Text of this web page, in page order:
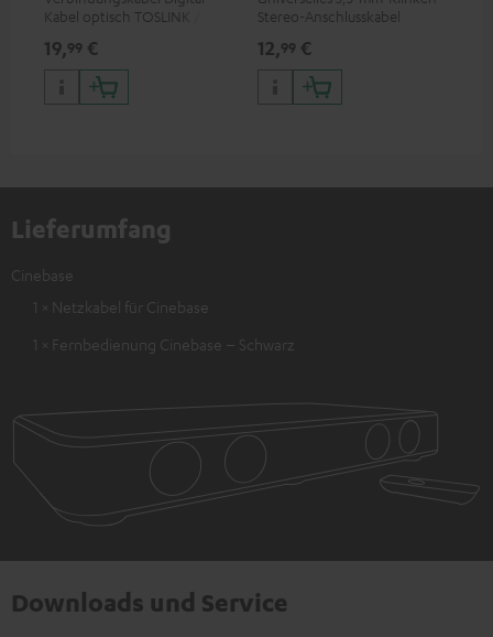
Kabel optisch TOSLINK / 3,5-
19,99 €
Stereo-Anschlusskabel
12,99 €
Lieferumfang
Cinebase
1 × Netzkabel für Cinebase
1 × Fernbedienung Cinebase – Schwarz
Downloads und Service